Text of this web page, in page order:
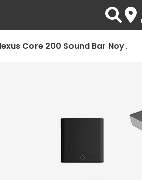
Klipsch Flexus Core 200 Sound Bar Noyer + Flexus Surrounds 100 + Flexus Sub 100